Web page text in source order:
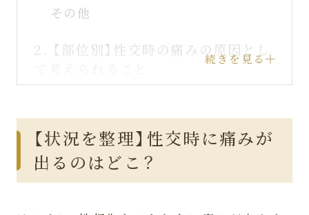
その他
2. 【部位別】性交時の痛みの原因とし
膣の中（膣内部）
膣の奥（子宮口付近・下腹部や骨盤
内）
続きを見る
【状況を整理】性交時に痛みが
出るのはどこ？